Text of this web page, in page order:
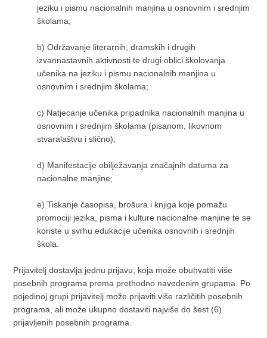
jeziku i pismu nacionalnih manjina u osnovnim i srednjim
školama;
b) Održavanje literarnih, dramskih i drugih
izvannastavnih aktivnosti te drugi oblici školovanja
učenika na jeziku i pismu nacionalnih manjina u
osnovnim i srednjim školama;
c) Natjecanje učenika pripadnika nacionalnih manjina u
osnovnim i srednjim školama (pisanom, likovnom
stvaralaštvu i slično);
d) Manifestacije obilježavanja značajnih datuma za
nacionalne manjine;
e) Tiskanje časopisa, brošura i knjiga koje pomažu
promociji jezika, pisma i kulture nacionalne manjine te se
koriste u svrhu edukacije učenika osnovnih i srednjih
škola.
Prijavitelj dostavlja jednu prijavu, koja može obuhvatiti više
posebnih programa prema prethodno navedenim grupama. Po
pojedinoj grupi prijavitelj može prijaviti više različitih posebnih
programa, ali može ukupno dostaviti najviše do šest (6)
prijavljenih posebnih programa.